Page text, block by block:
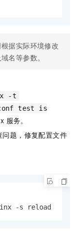
据实际环境修改
名等参数。
-t
test is
服务。
题，修复配置文件
-s reload